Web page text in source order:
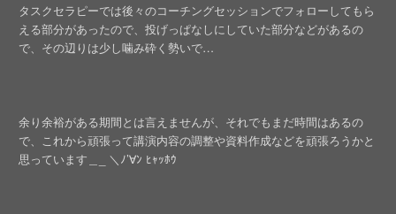
タスクセラピーでは後々のコーチングセッションでフォローしてもら
える部分があったので、投げっぱなしにしていた部分などがあるの
で、その辺りは少し噛み砕く勢いで…
余り余裕がある期間とは言えませんが、それでもまだ時間はあるの
で、これから頑張って講演内容の調整や資料作成などを頑張ろうかと
思っています＿_ ＼ﾉ’∀ﾝ ﾋｬｯﾎｳ